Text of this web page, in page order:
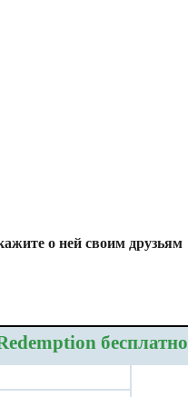
о ней своим друзьям
бесплатно